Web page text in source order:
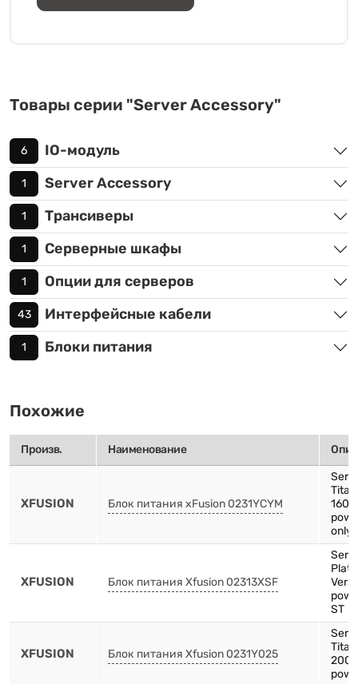
Товары серии "Server Accessory"
6 IO-модуль
1 Server Accessory
1 Трансиверы
1 Серверные шкафы
1 Опции для серверов
43 Интерфейсные кабели
1 Блоки питания
Похожие
Произв. Наименование
XFUSION Блок питания xFusion 0231YCYM
only
XFUSION Блок питания Xfusion 02313XSF
ST
XFUSION Блок питания Xfusion 0231Y025